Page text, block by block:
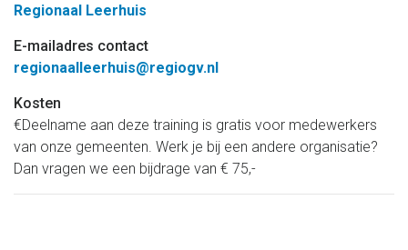
Regionaal Leerhuis
E-mailadres contact
regionaalleerhuis@regiogv.nl
Kosten
€Deelname aan deze training is gratis voor medewerkers
van onze gemeenten. Werk je bij een andere organisatie?
Dan vragen we een bijdrage van € 75,-